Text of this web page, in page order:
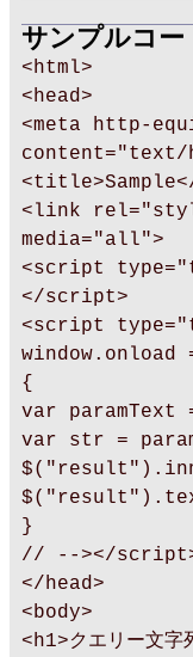
サンプルコー
<html>
<head>
<meta http-
<link
media="all">
<script
</script>
<script
{
var paramText
var str =
}
// --></
</head>
<body>
<h1>クエリー文